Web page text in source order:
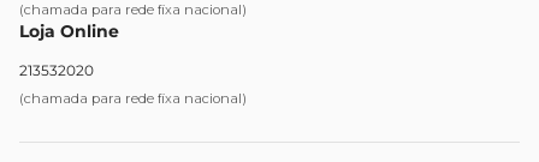
(chamada para rede fixa nacional)
Loja Online
213532020
(chamada para rede fixa nacional)